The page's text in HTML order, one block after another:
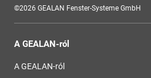
©2026 GEALAN Fenster-Systeme GmbH
A GEALAN-ról
A GEALAN-ról